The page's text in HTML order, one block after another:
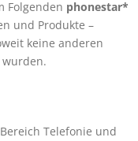
Folgenden phonestar*
und Produkte –
keine anderen
Telefonie und